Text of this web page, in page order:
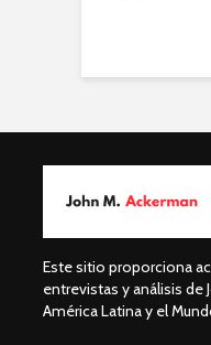
Este sitio proporciona
entrevistas y análisis de
América Latina y el